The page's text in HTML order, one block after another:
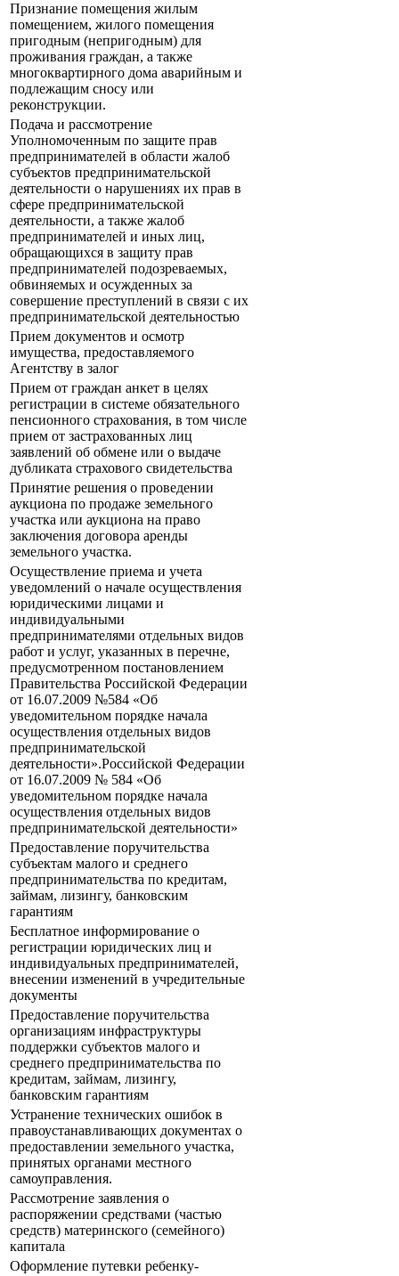
Признание помещения жилым
помещением, жилого помещения
пригодным (непригодным) для
проживания граждан, а также
многоквартирного дома аварийным и
подлежащим сносу или
реконструкции.
Подача и рассмотрение
Уполномоченным по защите прав
предпринимателей в области жалоб
субъектов предпринимательской
деятельности о нарушениях их прав в
сфере предпринимательской
деятельности, а также жалоб
предпринимателей и иных лиц,
обращающихся в защиту прав
предпринимателей подозреваемых,
обвиняемых и осужденных за
совершение преступлений в связи с их
предпринимательской деятельностью
Прием документов и осмотр
имущества, предоставляемого
Агентству в залог
Прием от граждан анкет в целях
регистрации в системе обязательного
пенсионного страхования, в том числе
прием от застрахованных лиц
заявлений об обмене или о выдаче
дубликата страхового свидетельства
Принятие решения о проведении
аукциона по продаже земельного
участка или аукциона на право
заключения договора аренды
земельного участка.
Осуществление приема и учета
уведомлений о начале осуществления
юридическими лицами и
индивидуальными
предпринимателями отдельных видов
работ и услуг, указанных в перечне,
предусмотренном постановлением
Правительства Российской Федерации
от 16.07.2009 №584 «Об
уведомительном порядке начала
осуществления отдельных видов
предпринимательской
деятельности».Российской Федерации
от 16.07.2009 № 584 «Об
уведомительном порядке начала
осуществления отдельных видов
предпринимательской деятельности»
Предоставление поручительства
субъектам малого и среднего
предпринимательства по кредитам,
займам, лизингу, банковским
гарантиям
Бесплатное информирование о
регистрации юридических лиц и
индивидуальных предпринимателей,
внесении изменений в учредительные
документы
Предоставление поручительства
организациям инфраструктуры
поддержки субъектов малого и
среднего предпринимательства по
кредитам, займам, лизингу,
банковским гарантиям
Устранение технических ошибок в
правоустанавливающих документах о
предоставлении земельного участка,
принятых органами местного
самоуправления.
Рассмотрение заявления о
распоряжении средствами (частью
средств) материнского (семейного)
капитала
Оформление путевки ребенку-